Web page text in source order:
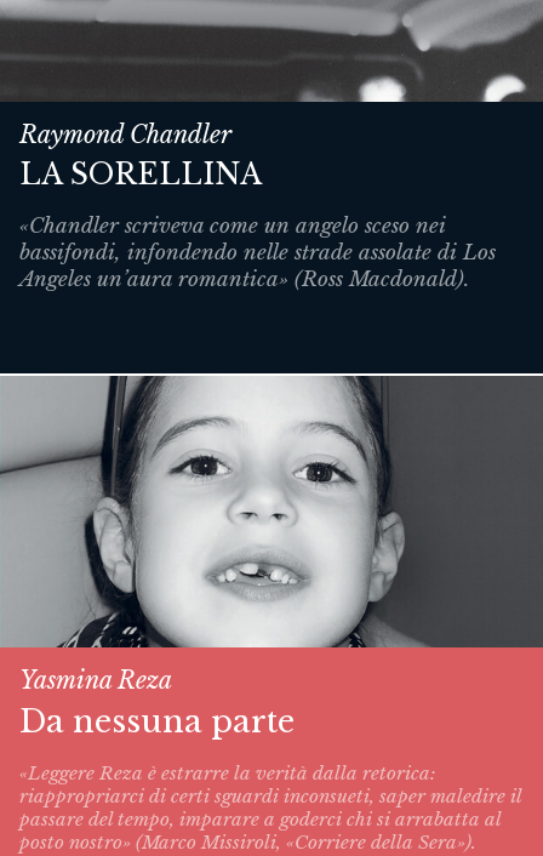
Raymond Chandler
LA SORELLINA
«Chandler scriveva come un angelo sceso nei
bassifondi, infondendo nelle strade assolate di Los
Angeles un’aura romantica» (Ross Macdonald).
Yasmina Reza
Da nessuna parte
«Leggere Reza è estrarre la verità dalla retorica:
riappropriarci di certi sguardi inconsueti, saper maledire il
passare del tempo, imparare a goderci chi si arrabatta al
posto nostro» (Marco Missiroli, «Corriere della Sera»).